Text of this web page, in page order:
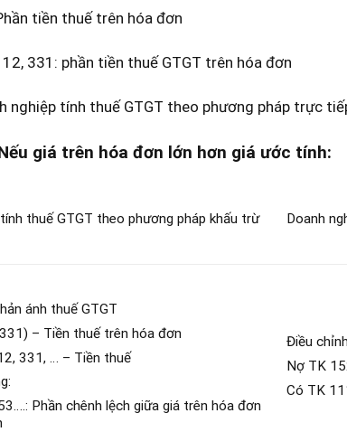
tiền thuế trên hóa đơn
331: phần tiền thuế GTGT trên hóa đơn
nghiệp tính thuế GTGT theo phương pháp trực
trên hóa đơn lớn hơn giá ước tính:
thuế GTGT theo phương pháp khấu trừ Doanh
ánh thuế GTGT
– Tiền thuế trên hóa đơn
331, … – Tiền thuế
Phần chênh lệch giữa giá trên hóa đơn
Điều
Nợ TK
Có TK